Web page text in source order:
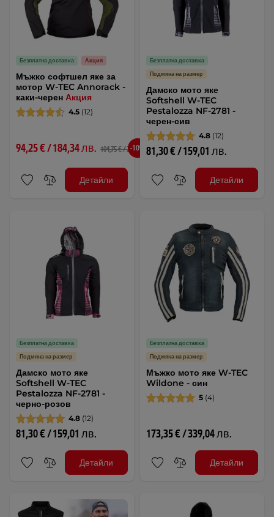
Безплатна доставка Акция
Мъжко софтшел яке за
мотор W-TEC Annorack -
каки-черен Акция
4.5 (12)
94,25 € / 184,34 лв. 104,75 € / 204,87 лв.
-10%
Детайли
Безплатна доставка
Подмяна на размер
Дамско мото яке
Softshell W-TEC
Pestalozza NF-2781 -
черен-сив
4.8 (12)
81,30 € / 159,01 лв.
Детайли
Безплатна доставка
Подмяна на размер
Дамско мото яке
Softshell W-TEC
Pestalozza NF-2781 -
черно-розов
4.8 (12)
81,30 € / 159,01 лв.
Детайли
Безплатна доставка
Подмяна на размер
Мъжко мото яке W-TEC
Wildone - син
5 (4)
173,35 € / 339,04 лв.
Детайли